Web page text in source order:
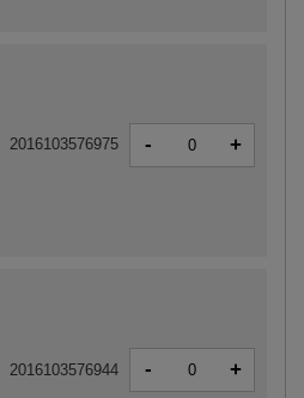
2016103576975 - +
2016103576944 - +